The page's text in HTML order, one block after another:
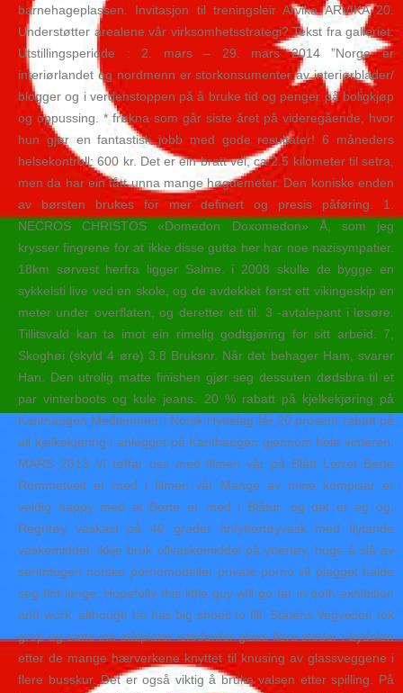
barnehageplassen. Invitasjon til treningsleir Arvika ARVIKA 20.
Understøtter arealene vår virksomhetsstrategi? Tekst fra galleriet:
Utstillingsperiode : 2. mars – 29. mars 2014 ”Norge er
interiørlandet og nordmenn er storkonsumenter av interiørblader/
blogger og i verdenstoppen på å bruke tid og penger på boligkjøp
og oppussing. * frøkna som går siste året på videregående, hvor
hun gjør en fantastisk jobb med gode resultater! 6 måneders
helsekontroll: 600 kr. Det er ein bratt vei, ca 2.5 kilometer til setra,
men da har ein fått unna mange høgdemeter. Den koniske enden
av børsten brukes for mer definert og presis påføring. 1.
NECROS CHRISTOS «Domedon Doxomedon» Å, som jeg
krysser fingrene for at ikke disse gutta her har noe nazisympatier.
18km sørvest herfra ligger Salme. i 2008 skulle de bygge en
sykkelsti live ved en skole, og de avdekket først ett vikingeskip en
meter under overflaten, og deretter ett til. 3 -avtalepant i løsøre.
Tillitsvald kan ta imot ein rimelig godtgjøring for sitt arbeid. 7,
Skoghøi (skyld 4 øre) 3.8 Bruksnr. Når det behager Ham, svarer
Han. Den utrolig matte finishen gjør seg dessuten dødsbra til et
par vinterboots og kule jeans. 20 % rabatt på kjelkekjøring på
Kanthaugen Medlemmer i Norsk Hyttelag får 20 prosent rabatt på
all kjelkekjøring i anlegget på Kanthaugen gjennom hele vinteren.
MARS 2013 Vi tøffar oss med filmen vår på Blått Lerret Berte
Rommetveit er med i filmen vår Mange av mine kompisar er
veldig happy med at Berte er med i Blåtur, og det er eg òg.
Regntøy vaskast på 40 grader fin/yttertøyvask med flytande
vaskemiddel, ikkje bruk ullvaskemiddel på yttertøy, hugs å slå av
sentrifugen norske pornomodeller private porno vil plagget halde
seg fint lenge. Hopefully this little guy will go far in both exhibition
and work, although he has big shoes to fill. Statens Vegvesen tok
grep og satte inn stålplater istedenfor glass flere steder i bydelen
etter de mange hærverkene knyttet til knusing av glassveggene i
flere busskur. Det er også viktig å bruke valsen etter spilling. På